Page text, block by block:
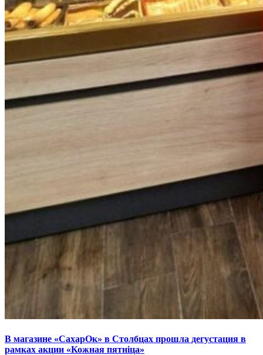
В магазине «СахарОк» в Столбцах прошла дегустация в
рамках акции «Кожная пятніца»